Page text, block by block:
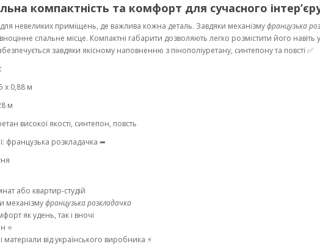
компактність та комфорт для сучасного
невеликих приміщень, де важлива кожна деталь. Завдяки механізмуфранцузька
спальне місце. Компактні габарити дозволяють легко розмістити його навіть
завдяки якісному наповненню з пінополіуретану, синтепону та повсті ✅
х 0,88 м
м
високої якості, синтепон, повсть
французька розкладачка ➦
або квартир-студій
механізмуфранцузька розкладачка
як удень, так і вночі
⭐
матеріали від українського виробника ⚡